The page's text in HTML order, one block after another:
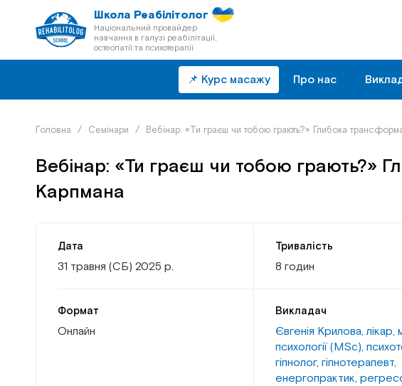
Школа Реабілітолог
Національний провайдер
навчання в галузі реабілітації,
остеопатії та психотерапії
📌 Курс масажу Про нас
Головна / Семінари / Вебінар: «Ти граєш чи тобою грають?» Глибока
Вебінар: «Ти граєш чи тобою грають?»
Карпмана
Дата
31 травня (СБ) 2025 р.
Тривалість
8 годин
Формат
Онлайн
Викладач
Євгенія Крилова, лікар,
психології (MSc),
гіпнолог, гіпнотерапевт,
енергопрактик,